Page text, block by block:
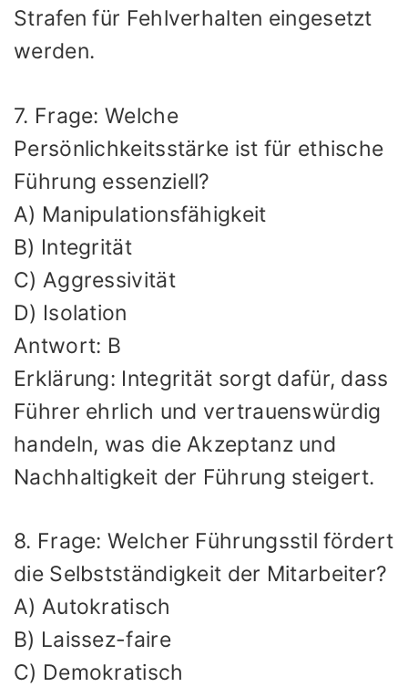
Strafen für Fehlverhalten eingesetzt
werden.
7. Frage: Welche
Persönlichkeitsstärke ist für ethische
Führung essenziell?
A) Manipulationsfähigkeit
B) Integrität
C) Aggressivität
D) Isolation
Antwort: B
Erklärung: Integrität sorgt dafür, dass
Führer ehrlich und vertrauenswürdig
handeln, was die Akzeptanz und
Nachhaltigkeit der Führung steigert.
8. Frage: Welcher Führungsstil fördert
die Selbstständigkeit der Mitarbeiter?
A) Autokratisch
B) Laissez-faire
C) Demokratisch